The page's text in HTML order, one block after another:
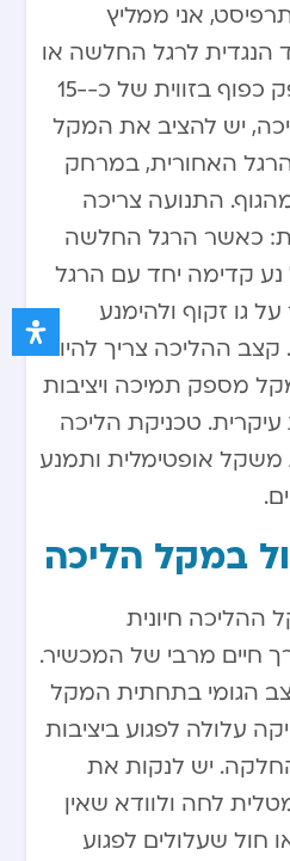
אני ממליץ
הנגדית לרגל החלשה או
הפגועה, כאשר המרפק כפוף בזווית של כ-15-
יש להציב את המקל
האחורית, במרחק
מהגוף. התנועה צריכה
כאשר הרגל החלשה
קדימה יחד עם הרגל
גו זקוף ולהימנע
קצב ההליכה צריך להיות
מספק תמיכה ויציבות
טכניקת הליכה
אופטימלית ותמנע
במקל הליכה
ההליכה חיונית
חיים מרבי של המכשיר.
הגומי בתחתית המקל
עלולה לפגוע ביציבות
יש לנקות את
לחה ולוודא שאין
חול שעלולים לפגוע